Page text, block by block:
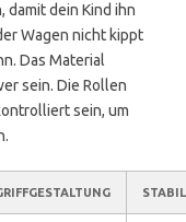
damit dein Kind ihn
Wagen nicht kippt
Das Material
sein. Die Rollen
sein, um